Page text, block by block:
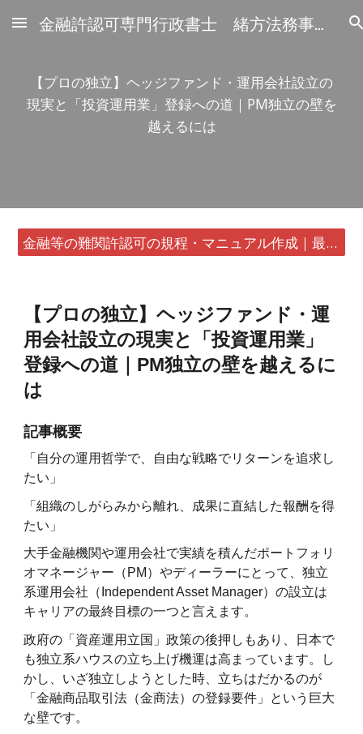
Skip to main content Skip to navigation
金融許認可専門行政書士 緒方法務事務所
【プロの独立】ヘッジファンド・運用会社設立の
現実と「投資運用業」登録への道｜PM独立の壁を
越えるには
金融等の難関許認可の規程・マニュアル作成｜最短24時間・書類1通から
【プロの独立】ヘッジファンド・運
用会社設立の現実と「投資運用業」
登録への道｜PM独立の壁を越えるに
は
記事概要
「自分の運用哲学で、自由な戦略でリターンを追求し
たい」
「組織のしがらみから離れ、成果に直結した報酬を得
たい」
大手金融機関や運用会社で実績を積んだポートフォリ
オマネージャー（PM）やディーラーにとって、独立
系運用会社（Independent Asset Manager）の設立は
キャリアの最終目標の一つと言えます。
政府の「資産運用立国」政策の後押しもあり、日本で
も独立系ハウスの立ち上げ機運は高まっています。し
かし、いざ独立しようとした時、立ちはだかるのが
「金融商品取引法（金商法）の登録要件」という巨大
な壁です。